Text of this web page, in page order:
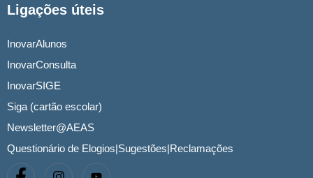
Ligações úteis
InovarAlunos
InovarConsulta
InovarSIGE
Siga (cartão escolar)
Newsletter@AEAS
Questionário de Elogios|Sugestões|Reclamações